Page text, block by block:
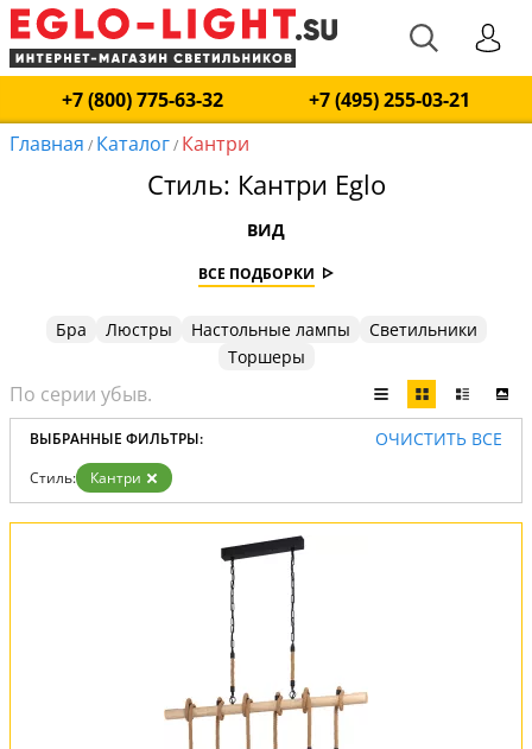
+7 (800) 775-63-32
+7 (495) 255-03-21
Главная / Каталог/ Кантри
Стиль: Кантри Eglo
ВИД
ВСЕ ПОДБОРКИ
Бра Люстры Настольные лампы
Светильники
Торшеры
ВЫБРАННЫЕ ФИЛЬТРЫ: ОЧИСТИТЬ ВСЕ
Стиль: Кантри